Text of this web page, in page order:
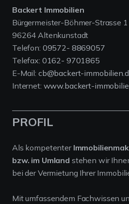
Backert Immobilien
Bürgermeister-Böhmer-Strasse 1
96264 Altenkunstadt
Telefon: 09572- 8869057
Telefax: 0162- 9701865
E-Mail: cb@backert-
Internet: www.backert-
PROFIL
Als kompetenter
bzw. im Umland stehen wir
bei der Vermietung Ihrer
Mit umfassendem Fachwissen